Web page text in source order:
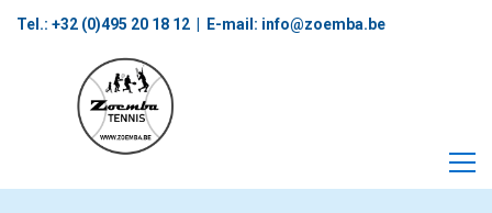
Tel.: +32 (0)495 20 18 12‬ | E-mail: info@zoemba.be